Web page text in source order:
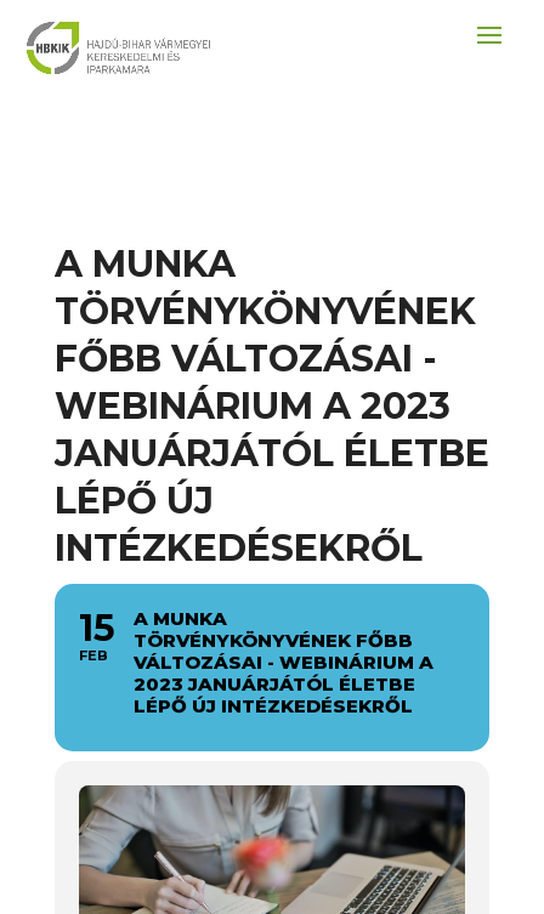
A MUNKA
TÖRVÉNYKÖNYVÉNEK
FŐBB VÁLTOZÁSAI -
WEBINÁRIUM A 2023
JANUÁRJÁTÓL ÉLETBE
LÉPŐ ÚJ
INTÉZKEDÉSEKRŐL
15
FEB
A MUNKA
TÖRVÉNYKÖNYVÉNEK FŐBB
VÁLTOZÁSAI - WEBINÁRIUM A
2023 JANUÁRJÁTÓL ÉLETBE
LÉPŐ ÚJ INTÉZKEDÉSEKRŐL